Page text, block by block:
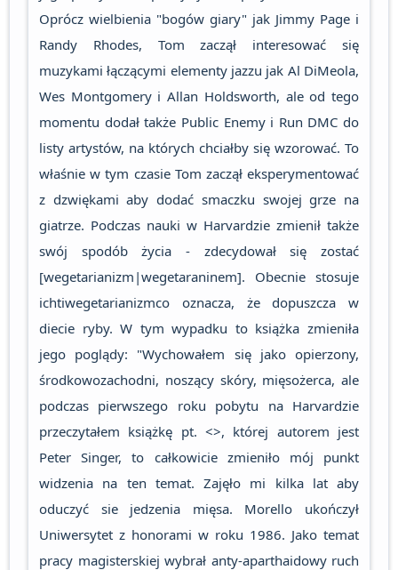
Oprócz wielbienia "bogów giary" jak Jimmy Page i
Randy Rhodes, Tom zaczął interesować się
muzykami łączącymi elementy jazzu jak Al DiMeola,
Wes Montgomery i Allan Holdsworth, ale od tego
momentu dodał także Public Enemy i Run DMC do
listy artystów, na których chciałby się wzorować. To
właśnie w tym czasie Tom zaczął eksperymentować
z dzwiękami aby dodać smaczku swojej grze na
giatrze. Podczas nauki w Harvardzie zmienił także
swój spodób życia - zdecydował się zostać
[wegetarianizm|wegetaraninem]. Obecnie stosuje
ichtiwegetarianizmco oznacza, że dopuszcza w
diecie ryby. W tym wypadku to książka zmieniła
jego poglądy: "Wychowałem się jako opierzony,
środkowozachodni, noszący skóry, mięsożerca, ale
podczas pierwszego roku pobytu na Harvardzie
przeczytałem książkę pt. <>, której autorem jest
Peter Singer, to całkowicie zmieniło mój punkt
widzenia na ten temat. Zajęło mi kilka lat aby
oduczyć sie jedzenia mięsa. Morello ukończył
Uniwersytet z honorami w roku 1986. Jako temat
pracy magisterskiej wybrał anty-aparthaidowy ruch